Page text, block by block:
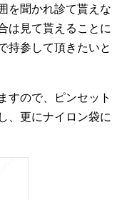
を聞かれ診て貰えな
は見て貰えることに
持参して頂きたいと
すので、ピンセット
、更にナイロン袋に